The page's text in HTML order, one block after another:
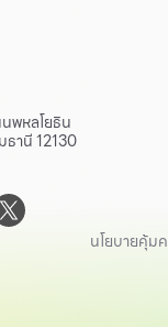
พหลโยธิน
านี 12130
นโยบายคุ้ม